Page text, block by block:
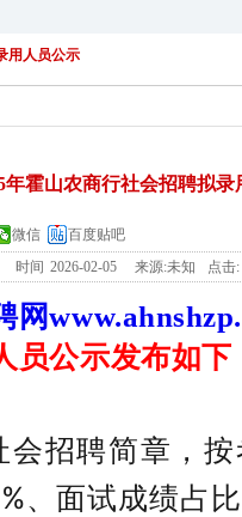
用人员公示
年霍山农商行社会招聘拟录
微信
百度贴吧
时间 2026-02-05 来源:未知 点击:
网
员公示发布如下
会招聘简章，
、面试成绩占